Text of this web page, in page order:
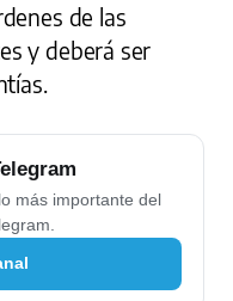
de las
y deberá ser
más importante del